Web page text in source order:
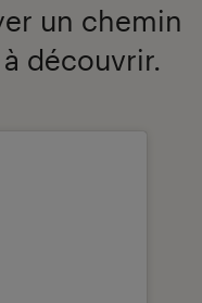
un chemin
découvrir.